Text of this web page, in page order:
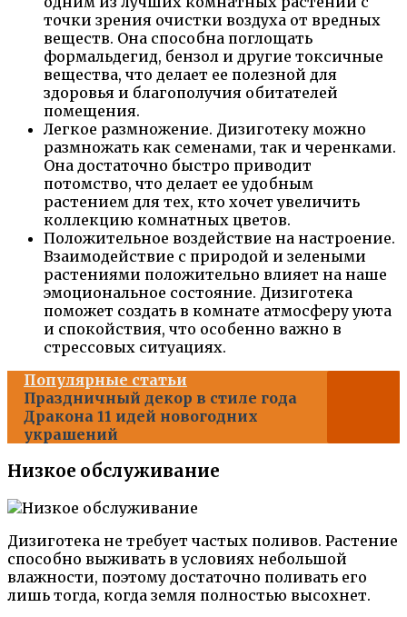
точки зрения очистки воздуха от вредных
веществ. Она способна поглощать
формальдегид, бензол и другие токсичные
вещества, что делает ее полезной для
здоровья и благополучия обитателей
помещения.
Легкое размножение. Дизиготеку можно
размножать как семенами, так и черенками.
Она достаточно быстро приводит
потомство, что делает ее удобным
растением для тех, кто хочет увеличить
коллекцию комнатных цветов.
Положительное воздействие на настроение.
Взаимодействие с природой и зелеными
растениями положительно влияет на наше
эмоциональное состояние. Дизиготека
поможет создать в комнате атмосферу уюта
и спокойствия, что особенно важно в
стрессовых ситуациях.
Популярные статьи
Праздничный декор в стиле года
Дракона 11 идей новогодних
украшений
Низкое обслуживание
Дизиготека не требует частых поливов. Растение
способно выживать в условиях небольшой
влажности, поэтому достаточно поливать его
лишь тогда, когда земля полностью высохнет.